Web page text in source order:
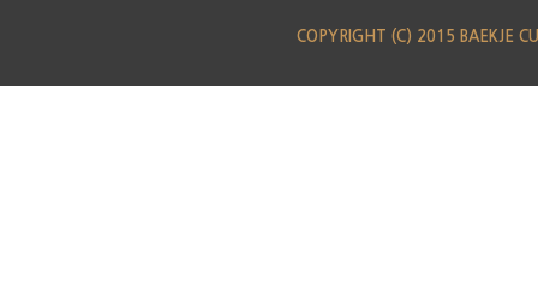
COPYRIGHT (C) 2015 BAEKJE